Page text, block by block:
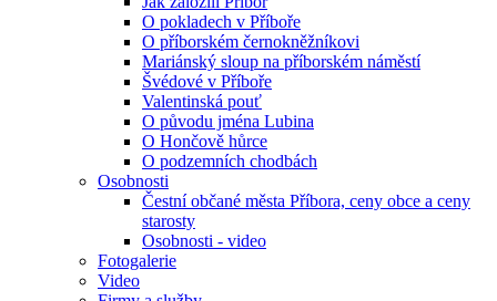
O pokladech v Příboře
O příborském černokněžníkovi
Mariánský sloup na příborském náměstí
Švédové v Příboře
Valentinská pouť
O původu jména Lubina
O Hončově hůrce
O podzemních chodbách
Osobnosti
Čestní občané města Příbora, ceny obce a ceny
starosty
Osobnosti - video
Fotogalerie
Video